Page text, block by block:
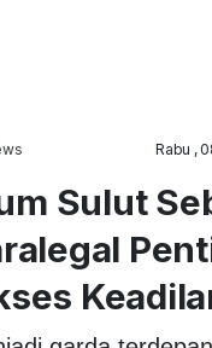
Rabu ,
Sulut